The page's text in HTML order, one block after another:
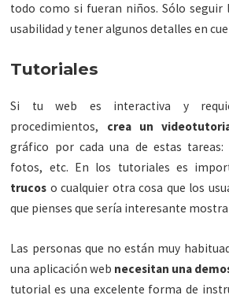
todo como si fueran niños. Sólo seguir
usabilidad y tener algunos detalles en
Tutoriales
Si tu web es interactiva y
procedimientos, crea un
gráfico por cada una de estas
fotos, etc. En los tutoriales es
trucos o cualquier otra cosa que los
que pienses que sería interesante
Las personas que no están muy
una aplicación web necesitan una
tutorial es una excelente forma de